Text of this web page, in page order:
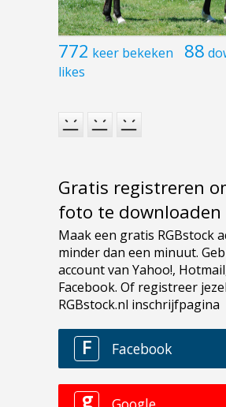
772 keer bekeken 88
likes
Gratis registreren
foto te downloaden